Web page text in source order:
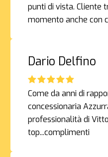
punti di vista. Cliente
momento anche con
Dario Delfino
Come da anni di
concessionaria
professionalità di
top...complimenti